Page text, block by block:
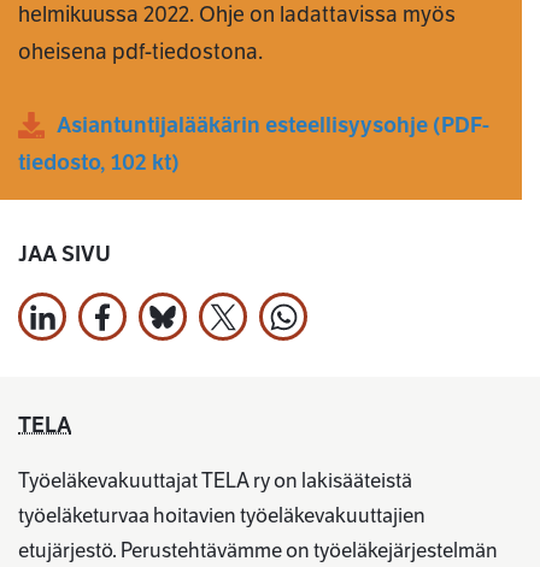
helmikuussa 2022. Ohje on ladattavissa myös
oheisena pdf-tiedostona.
Asiantuntijalääkärin esteellisyysohje(PDF-
tiedosto, 102 kt)
JAA SIVU
Jaa LinkedInissä
Jaa Facebookissa
Jaa Bluesky:ssa
Jaa X:ssäJaa WhatsApissa
TELA
Työeläkevakuuttajat TELA ry on lakisääteistä
työeläketurvaa hoitavien työeläkevakuuttajien
etujärjestö. Perustehtävämme on työeläkejärjestelmän